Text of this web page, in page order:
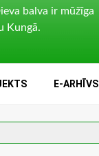
balva ir mūžīga
Kungā.
E-ARHĪVS